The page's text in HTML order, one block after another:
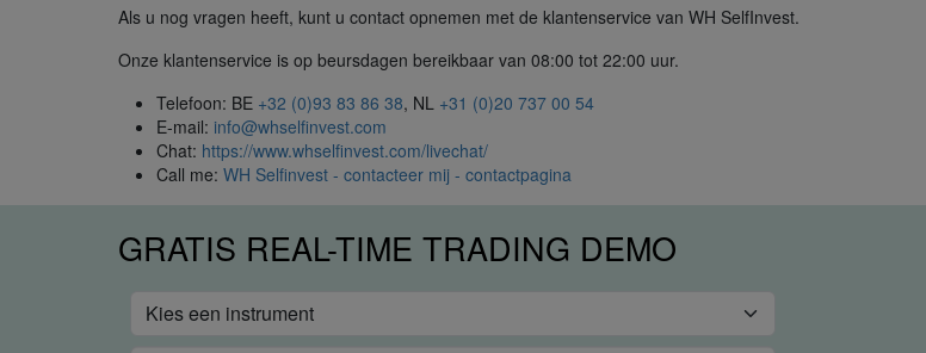
Als u nog vragen heeft, kunt u contact opnemen met de klantenservice van WH SelfInvest.
Onze klantenservice is op beursdagen bereikbaar van 08:00 tot 22:00 uur.
Telefoon: BE +32 (0)93 83 86 38, NL +31 (0)20 737 00 54
E-mail: info@whselfinvest.com
Chat: https://www.whselfinvest.com/livechat/
Call me: WH Selfinvest - contacteer mij - contactpagina
GRATIS REAL-TIME TRADING DEMO